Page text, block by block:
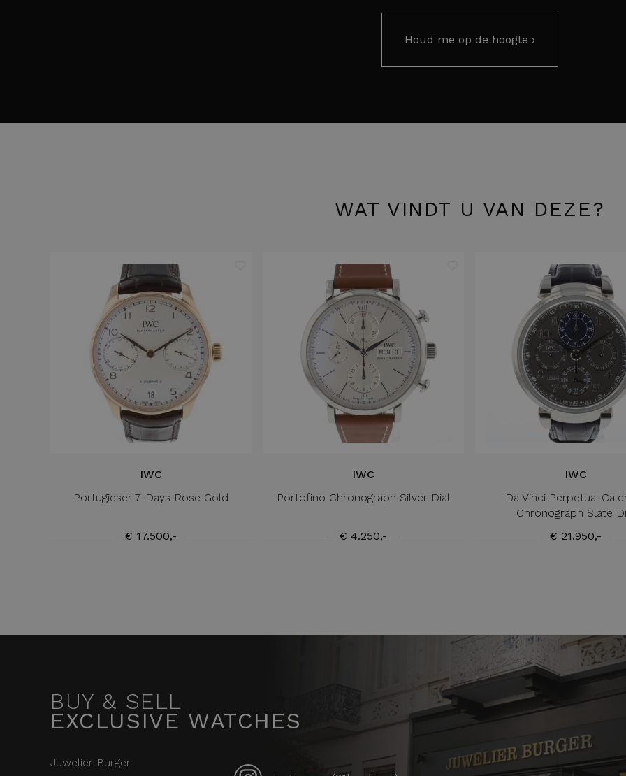
Houd me op de hoogte ›
WAT VINDT U VAN DEZE?
IWC
Portugieser 7-Days Rose Gold
€ 17.500,-
IWC
Portofino Chronograph Silver Dial
€ 4.250,-
IWC
Da Vinci Perpetual
Chronograph Slate
€ 21.950,-
BUY & SELL
EXCLUSIVE WATCHES
Juwelier Burger